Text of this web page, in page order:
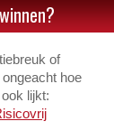
of
hoe
lijkt: